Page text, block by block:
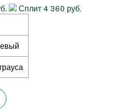
Сплит 4 360 руб.